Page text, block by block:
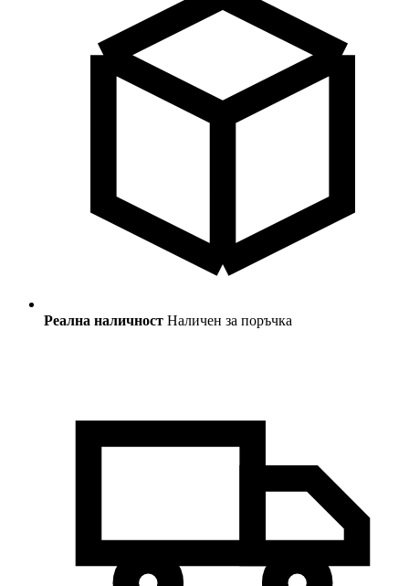
Реална наличност Наличен за поръчка